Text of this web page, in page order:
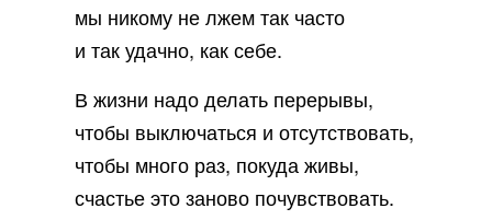
мы никому не лжем так часто
и так удачно, как себе.
В жизни надо делать перерывы,
чтобы выключаться и отсутствовать,
чтобы много раз, покуда живы,
счастье это заново почувствовать.